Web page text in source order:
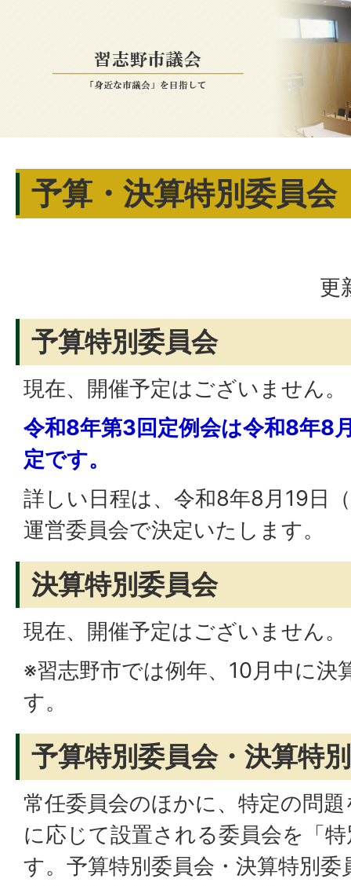
予算・決算特別委員会
更
予算特別委員会
現在、開催予定はございません。
令和8年第3回定例会は令和8年8
定です。
詳しい日程は、令和8年8月19日
運営委員会で決定いたします。
決算特別委員会
現在、開催予定はございません。
※習志野市では例年、10月中に決
す。
予算特別委員会・決算特
常任委員会のほかに、特定の問
に応じて設置される委員会を「
す。予算特別委員会・決算特別